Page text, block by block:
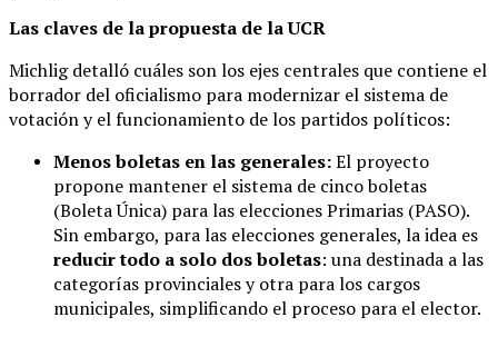
Las claves de la propuesta de la UCR
Michlig detalló cuáles son los ejes centrales que contiene el
borrador del oficialismo para modernizar el sistema de
votación y el funcionamiento de los partidos políticos:
Menos boletas en las generales:El proyecto
propone mantener el sistema de cinco boletas
(Boleta Única) para las elecciones Primarias (PASO).
Sin embargo, para las elecciones generales, la idea es
reducir todo a solo dos boletas: una destinada a las
categorías provinciales y otra para los cargos
municipales, simplificando el proceso para el elector.